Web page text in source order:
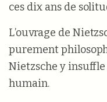
ces dix ans de
L’ouvrage de
purement
Nietzsche y insuffle
humain.